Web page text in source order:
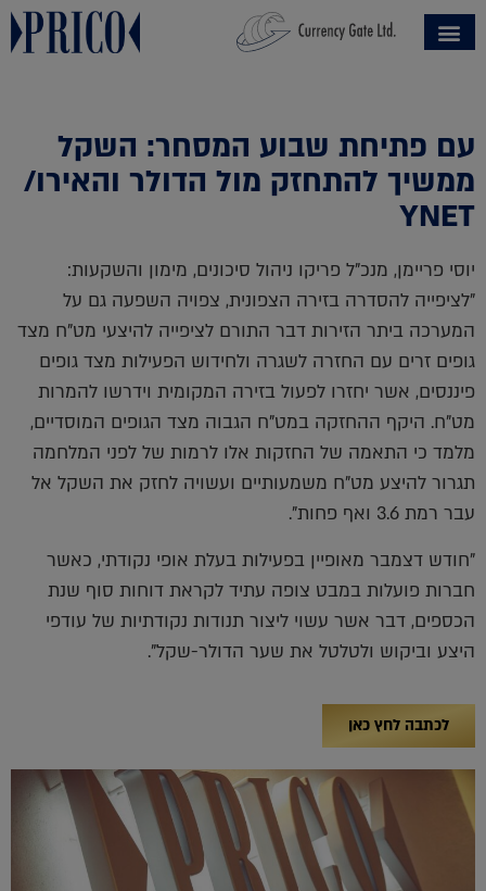
עם פתיחת שבוע המסחר: השקל
ממשיך להתחזק מול הדולר והאירו/
YNET
יוסי פריימן, מנכ"ל פריקו ניהול סיכונים, מימון והשקעות:
"לציפייה להסדרה בזירה הצפונית, צפויה השפעה גם על
המערכה ביתר הזירות דבר התורם לציפייה להיצעי מט"ח מצד
גופים זרים עם החזרה לשגרה ולחידוש הפעילות מצד גופים
פיננסים, אשר יחזרו לפעול בזירה המקומית וידרשו להמרות
מט"ח. היקף ההחזקה במט"ח הגבוה מצד הגופים המוסדיים,
מלמד כי התאמה של החזקות אלו לרמות של לפני המלחמה
תגרור להיצע מט"ח משמעותיים ועשויה לחזק את השקל אל
עבר רמת 3.6 ואף פחות".
"חודש דצמבר מאופיין בפעילות בעלת אופי נקודתי, כאשר
חברות פועלות במבט צופה עתיד לקראת דוחות סוף שנת
הכספים, דבר אשר עשוי ליצור תנודות נקודתיות של עודפי
היצע וביקוש ולטלטל את שער הדולר-שקל".
לכתבה לחץ כאן